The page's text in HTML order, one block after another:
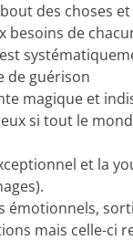
des choses
besoins de
de guérison
magique et
si tout le
et la
émotionnels,
mais celle-